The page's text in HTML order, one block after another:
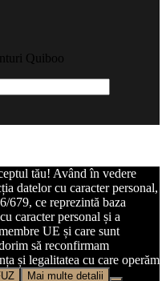
Quiboo
tău! Având în vedere
datelor cu caracter personal,
679, ce reprezintă baza
caracter personal și a
UE și care sunt
să reconfirmam
și legalitatea cu care operăm
Mai multe detalii